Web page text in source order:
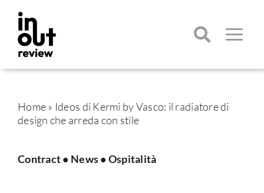
contenuto
Toggle
per:
Home» Ideos di Kermi by Vasco: il radiatore di
design che arreda con stile
Contract• News• Ospitalità